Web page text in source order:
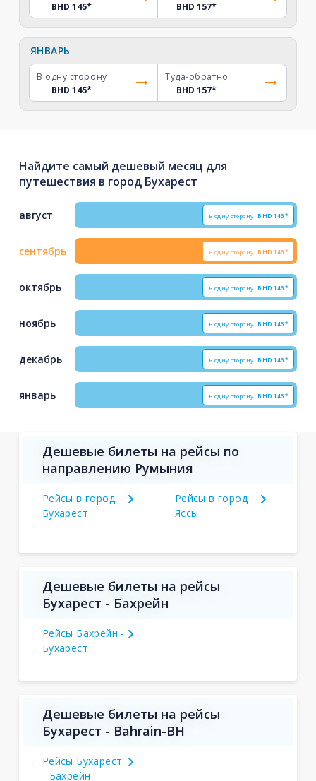
BHD 145*
BHD 157*
ЯНВАРЬ
В одну сторону
BHD 145*
Туда-обратно
BHD 157*
Найдите самый дешевый месяц для
путешествия в город Бухарест
август В одну сторону BHD 146*
сентябрь В одну сторону BHD 146*
октябрь В одну сторону BHD 146*
ноябрь В одну сторону BHD 146*
декабрь В одну сторону BHD 146*
январь В одну сторону BHD 146*
Дешевые билеты на рейсы по
направлению Румыния
Рейсы в город
Бухарест
Рейсы в город
Яссы
Дешевые билеты на рейсы
Бухарест - Бахрейн
Рейсы Бахрейн -
Бухарест
Дешевые билеты на рейсы
Бухарест - Bahrain-BH
Рейсы Бухарест
- Бахрейн